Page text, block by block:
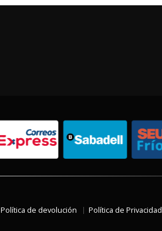
Política de devolución Política de Privacidad